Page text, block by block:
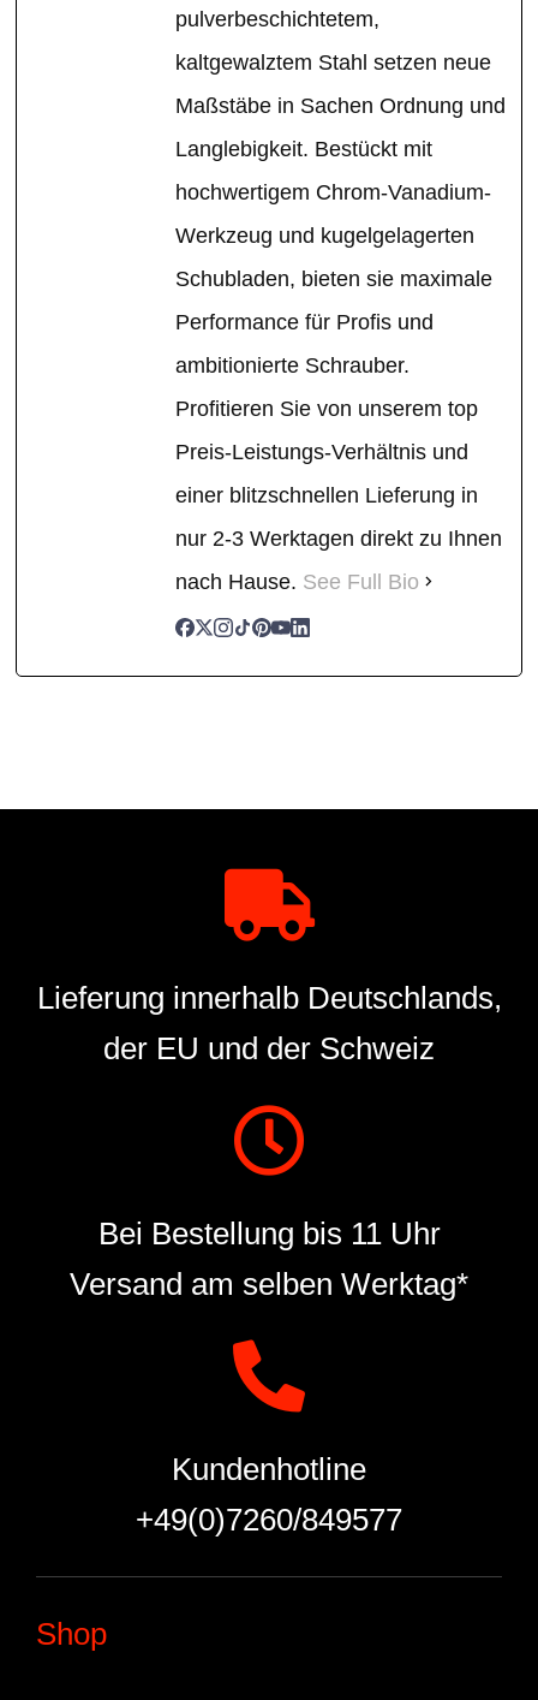
pulverbeschichtetem,
kaltgewalztem Stahl setzen neue
Maßstäbe in Sachen Ordnung und
Langlebigkeit. Bestückt mit
hochwertigem Chrom-Vanadium-
Werkzeug und kugelgelagerten
Schubladen, bieten sie maximale
Performance für Profis und
ambitionierte Schrauber.
Profitieren Sie von unserem top
Preis-Leistungs-Verhältnis und
einer blitzschnellen Lieferung in
nur 2-3 Werktagen direkt zu Ihnen
nach Hause. See Full Bio
Lieferung innerhalb Deutschlands,
der EU und der Schweiz
Bei Bestellung bis 11 Uhr
Versand am selben Werktag*
Kundenhotline
+49(0)7260/849577
Shop